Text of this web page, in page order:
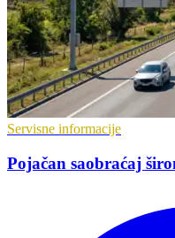
Servisne informacije
Pojačan saobraćaj